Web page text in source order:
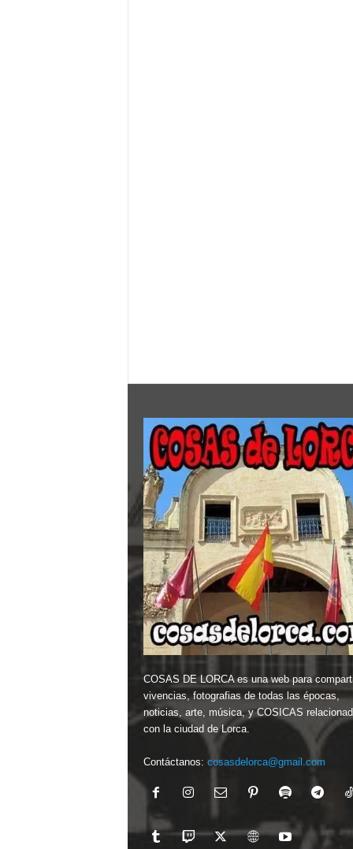
COSAS DE LORCA es una web para
vivencias, fotografias de todas las épocas,
noticias, arte, música, y COSICAS
con la ciudad de Lorca.
Contáctanos: cosasdelorca@gmail.com